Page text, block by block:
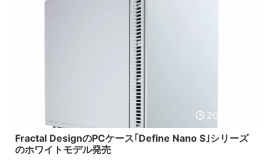
2016/5/26
Fractal DesignのPCケース｢Define Nano S｣シリーズ
のホワイトモデル発売